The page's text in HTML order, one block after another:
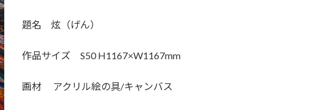
題名 炫（げん）
作品サイズ S50 H1167×W1167mm
画材 アクリル絵の具/キャンバス